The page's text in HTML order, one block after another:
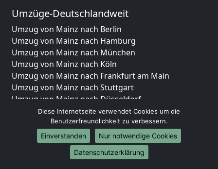
Umzüge-Deutschlandweit
Umzug von Mainz nach Berlin
Umzug von Mainz nach Hamburg
Umzug von Mainz nach München
Umzug von Mainz nach Köln
Umzug von Mainz nach Frankfurt am Main
Umzug von Mainz nach Stuttgart
Umzug von Mainz nach Düsseldorf
Umzug von Mainz nach Leipzig
Umzug von Mainz nach Dortmund
Umzug von Mainz nach Essen
Umzug von Mainz nach Bremen
Umzug von Mainz nach Dresden
Diese Internetseite verwendet Cookies um die
Benutzerfreundlichkeit zu verbessern.
Einverstanden
Nur notwendige Cookies
Datenschutzerklärung